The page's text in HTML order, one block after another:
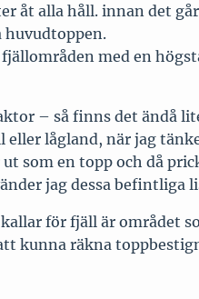
åt alla håll. innan det
huvudtoppen.
med en
– så finns det
lågland, när jag
som en topp och då
jag dessa befintliga
för fjäll är området
kunna räkna